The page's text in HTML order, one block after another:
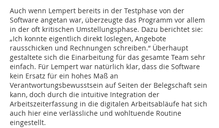
Auch wenn Lempert bereits in der Testphase von der
Software angetan war, überzeugte das Programm vor allem
in der oft kritischen Umstellungsphase. Dazu berichtet sie:
„Ich konnte eigentlich direkt loslegen, Angebote
rausschicken und Rechnungen schreiben.“ Überhaupt
gestaltete sich die Einarbeitung für das gesamte Team sehr
einfach. Für Lempert war natürlich klar, dass die Software
kein Ersatz für ein hohes Maß an
Verantwortungsbewusstsein auf Seiten der Belegschaft sein
kann, doch durch die intuitive Integration der
Arbeitszeiterfassung in die digitalen Arbeitsabläufe hat sich
auch hier eine verlässliche und wohltuende Routine
eingestellt.